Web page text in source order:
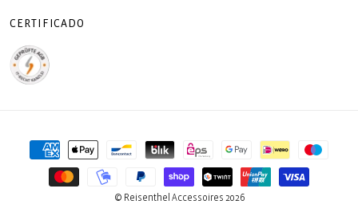
CERTIFICADO
Formas
© Reisenthel Accessoires 2026